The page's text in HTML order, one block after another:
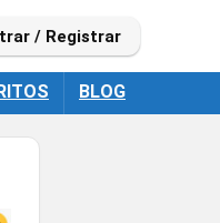
/ Registrar
BLOG